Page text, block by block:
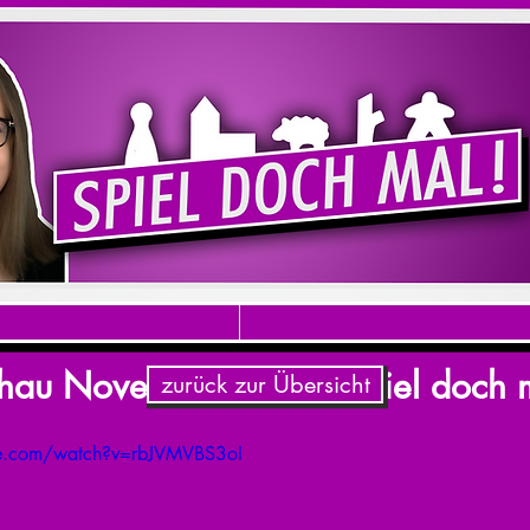
November 2018 (Spiel doch
watch?v=rbJVMVBS3oI
zurück zur Übersicht